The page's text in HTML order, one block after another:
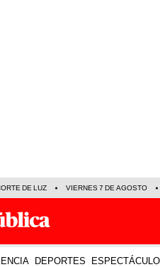
DE LUZ VIERNES 7 DE AGOSTO
DEPORTES